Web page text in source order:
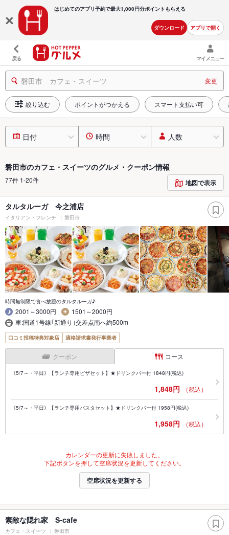
はじめてのアプリ予約で最大1,000円分ポイントもらえる
ダウンロード アプリで開く
戻る マイメニュー
磐田市 カフェ・スイーツ 変更
絞り込む ポイントがつかえる スマート支払い可
日付 時間 人数
磐田市のカフェ・スイーツのグルメ・クーポン情報
77件 1-20件 地図で表示
タルタルーガ 今之浦店
イタリアン・フレンチ 磐田市
時間無制限で食べ放題のタルタルーガ♪
2001～3000円
1501～2000円
車:国道1号線｢新通り｣交差点南へ約500m
口コミ投稿特典対象店 適格請求書発行事業者
クーポン コース
《5/7～・平日》【ランチ専用ピザセット】★ドリンクバー付 1848円(税込)
1,848円 （税込）
《5/7～・平日》【ランチ専用パスタセット】★ドリンクバー付 1958円(税込)
1,958円 （税込）
カレンダーの更新に失敗しました。
下記ボタンを押して空席状況を更新してください。
空席状況を更新する
素敵な隠れ家 S-cafe
カフェ・スイーツ 磐田市